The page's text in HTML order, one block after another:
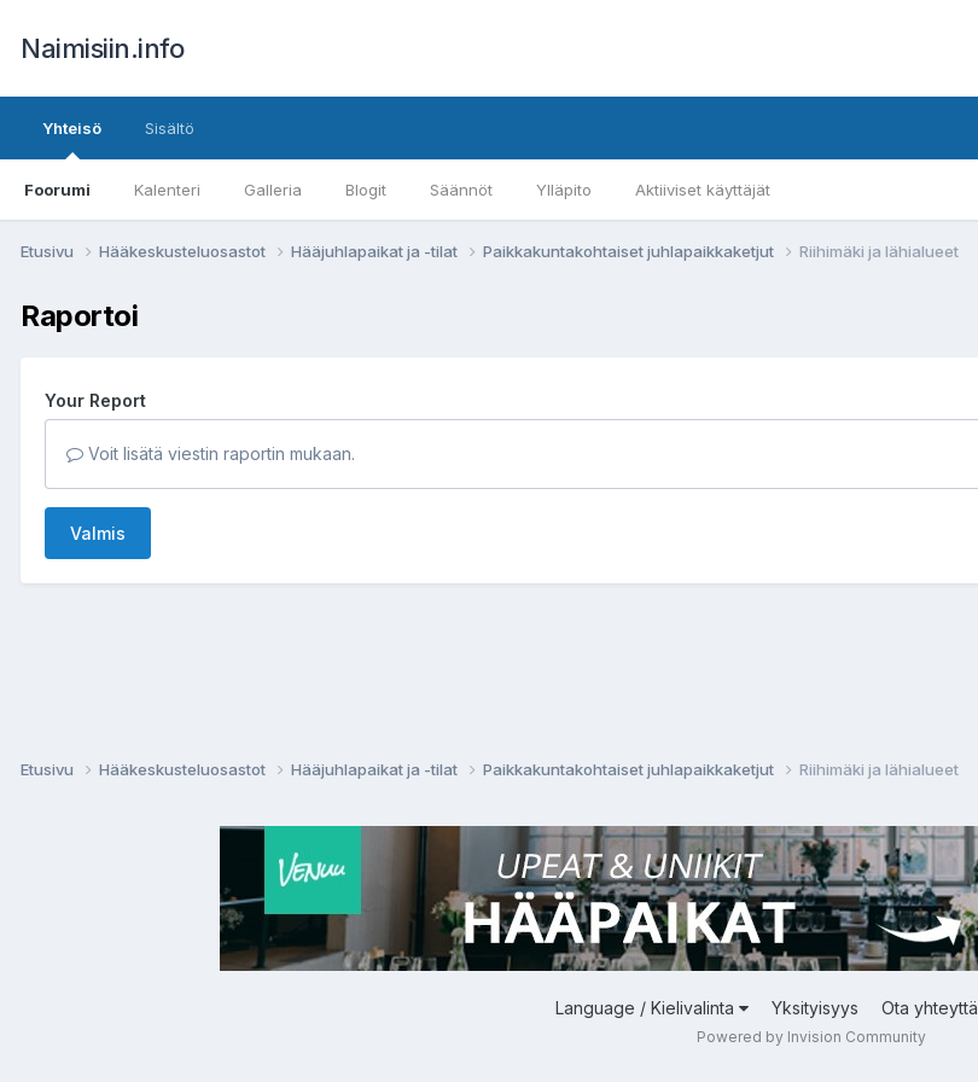
Naimisiin.info
Yhteisö
Foorumi Kalenteri Galleria Blogit Säännöt Ylläpito Aktiiviset käyttäjät
Sisältö
Etusivu Hääkeskusteluosastot Hääjuhlapaikat ja -tilat Paikkakuntakohtaiset juhlapaikkaketjut Riihimäki ja lähialueet
Raportoi
Your Report
Voit lisätä viestin raportin mukaan.
Valmis
Etusivu Hääkeskusteluosastot Hääjuhlapaikat ja -tilat Paikkakuntakohtaiset juhlapaikkaketjut Riihimäki ja lähialueet
Language / Kielivalinta Yksityisyys Ota yhteyttä
Powered by Invision Community